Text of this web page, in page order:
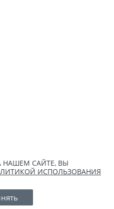
НАШЕМ САЙТЕ, ВЫ
ИСПОЛЬЗОВАНИЯ